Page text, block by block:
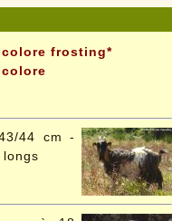
frosting*
44 cm -